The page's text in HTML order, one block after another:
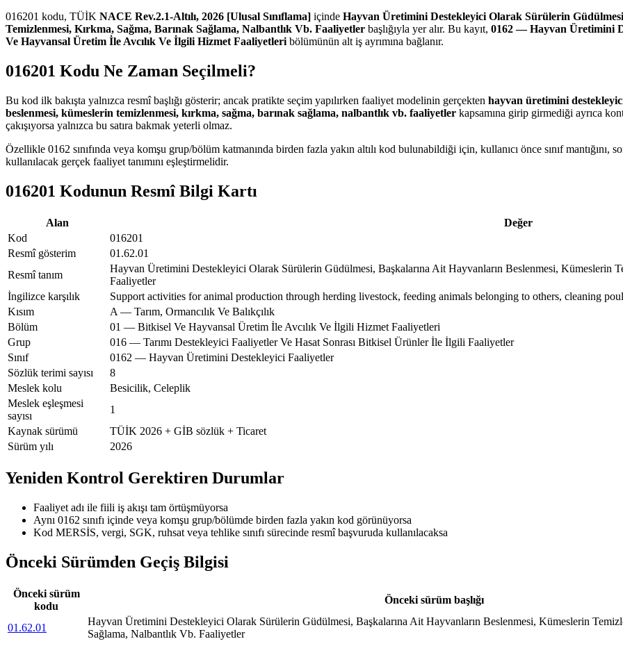
016201 kodu, TÜİK NACE Rev.2.1-Altılı, 2026 [Ulusal Sınıflama] içinde Hayvan Üretimini Destekleyici Olarak Sürülerin
Temizlenmesi, Kırkma, Sağma, Barınak Sağlama, Nalbantlık Vb. Faaliyetler başlığıyla yer alır. Bu kayıt, 0162 — Hayvan Üretimini
Ve Hayvansal Üretim İle Avcılık Ve İlgili Hizmet Faaliyetleribölümünün alt iş ayrımına bağlanır.
016201 Kodu Ne Zaman Seçilmeli?
Bu kod ilk bakışta yalnızca resmî başlığı gösterir; ancak pratikte seçim yapılırken faaliyet modelinin gerçekten hayvan üretimini
beslenmesi, kümeslerin temizlenmesi, kırkma, sağma, barınak sağlama, nalbantlık vb. faaliyetler kapsamına girip girmediği ayrıca
çakışıyorsa yalnızca bu satıra bakmak yeterli olmaz.
Özellikle 0162 sınıfında veya komşu grup/bölüm katmanında birden fazla yakın altılı kod bulunabildiği için, kullanıcı önce sınıf
kullanılacak gerçek faaliyet tanımını eşleştirmelidir.
016201 Kodunun Resmî Bilgi Kartı
Alan
Değer
Kod
016201
Resmî gösterim
01.62.01
Resmî tanım
Hayvan Üretimini Destekleyici Olarak Sürülerin Güdülmesi, Başkalarına Ait Hayvanların Beslenmesi, Kümeslerin
Faaliyetler
İngilizce karşılık
Support activities for animal production through herding livestock, feeding animals belonging to others, cleaning
Kısım
A — Tarım, Ormancılık Ve Balıkçılık
Bölüm
01 — Bitkisel Ve Hayvansal Üretim İle Avcılık Ve İlgili Hizmet Faaliyetleri
Grup
016 — Tarımı Destekleyici Faaliyetler Ve Hasat Sonrası Bitkisel Ürünler İle İlgili Faaliyetler
Sınıf
0162 — Hayvan Üretimini Destekleyici Faaliyetler
Sözlük terimi sayısı
8
Meslek kolu
Besicilik, Celeplik
Meslek eşleşmesi
sayısı
1
Kaynak sürümü
TÜİK 2026 + GİB sözlük + Ticaret
Sürüm yılı
2026
Yeniden Kontrol Gerektiren Durumlar
Faaliyet adı ile fiili iş akışı tam örtüşmüyorsa
Aynı 0162 sınıfı içinde veya komşu grup/bölümde birden fazla yakın kod görünüyorsa
Kod MERSİS, vergi, SGK, ruhsat veya tehlike sınıfı sürecinde resmî başvuruda kullanılacaksa
Önceki Sürümden Geçiş Bilgisi
Önceki sürüm
kodu
Önceki sürüm başlığı
01.62.01
Hayvan Üretimini Destekleyici Olarak Sürülerin Güdülmesi, Başkalarına Ait Hayvanların Beslenmesi, Kümeslerin
Sağlama, Nalbantlık Vb. Faaliyetler